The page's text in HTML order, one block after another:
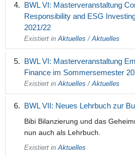
BWL VI: Masterveranstaltung
Responsibility and ESG
2021/22
Existiert in Aktuelles /Aktuelles
BWL VI: Masterveranstaltung
Finance im Sommersemester
Existiert in Aktuelles / Aktuelles
BWL VII: Neues Lehrbuch zur
Bibi Bilanzierung und das
nun auch als Lehrbuch.
Existiert in Aktuelles